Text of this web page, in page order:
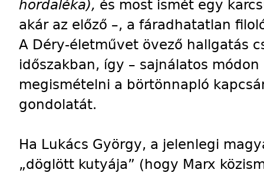
hordaléka), és most ismét egy
akár az előző –, a fáradhatatlan
A Déry-életművet övező hallgatás
időszakban, így – sajnálatos
megismételni a börtönnapló
gondolatát.
Ha Lukács György, a jelenlegi
„döglött kutyája” (hogy Marx